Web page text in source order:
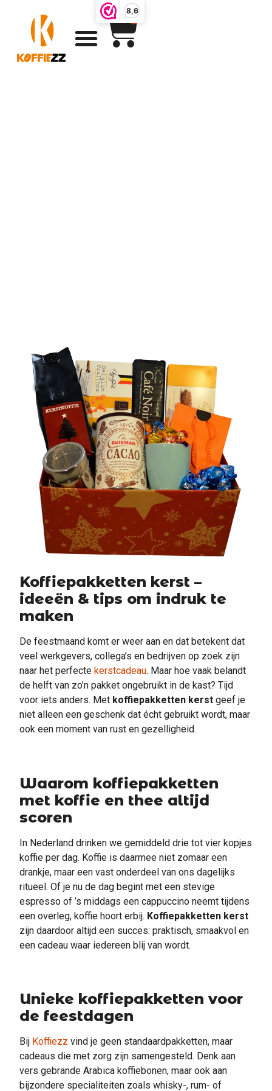
8,6
0
Koffiepakketten kerst –
ideeën & tips om indruk te
maken
De feestmaand komt er weer aan en dat betekent dat
veel werkgevers, collega’s en bedrijven op zoek zijn
naar het perfecte kerstcadeau. Maar hoe vaak belandt
de helft van zo’n pakket ongebruikt in de kast? Tijd
voor iets anders. Met koffiepakketten kerst geef je
niet alleen een geschenk dat écht gebruikt wordt, maar
ook een moment van rust en gezelligheid.
Waarom koffiepakketten
met koffie en thee altijd
scoren
In Nederland drinken we gemiddeld drie tot vier kopjes
koffie per dag. Koffie is daarmee niet zomaar een
drankje, maar een vast onderdeel van ons dagelijks
ritueel. Of je nu de dag begint met een stevige
espresso of ’s middags een cappuccino neemt tijdens
een overleg, koffie hoort erbij. Koffiepakketten kerst
zijn daardoor altijd een succes: praktisch, smaakvol en
een cadeau waar iedereen blij van wordt.
Unieke koffiepakketten voor
de feestdagen
Bij Koffiezz vind je geen standaardpakketten, maar
cadeaus die met zorg zijn samengesteld. Denk aan
vers gebrande Arabica koffiebonen, maar ook aan
bijzondere specialiteiten zoals whisky-, rum- of